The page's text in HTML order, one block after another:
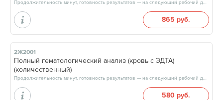
Продолжительность минут, готовность результатов — на следующий рабочий день, после 15:00
865 руб.
2Ж2001
Полный гематологический анализ (кровь с ЭДТА)
(количественный)
Продолжительность минут, готовность результатов — на следующий рабочий день, после 17:00
580 руб.